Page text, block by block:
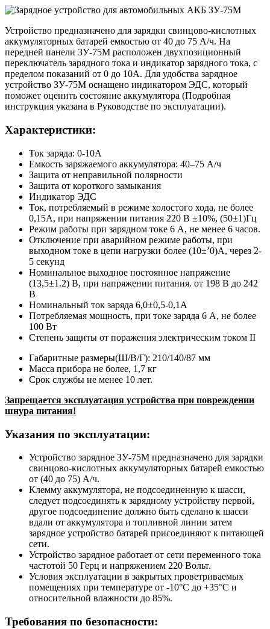
Устройство предназначено для зарядки свинцово-кислотных
аккумуляторных батарей емкостью от 40 до 75 А/ч. На
передней панели ЗУ-75М расположен двухпозиционный
переключатель зарядного тока и индикатор зарядного тока, с
пределом показаний от 0 до 10А. Для удобства зарядное
устройство ЗУ-75М оснащено индикатором ЭДС, который
поможет оценить состояние аккумулятора (Подробная
инструкция указана в Руководстве по эксплуатации).
Характеристики:
Ток заряда: 0-10А
Емкость заряжаемого аккумулятора: 40–75 А/ч
Защита от неправильной полярности
Защита от короткого замыкания
Индикатор ЭДС
Ток, потребляемый в режиме холостого хода, не более
0,15А, при напряжении питания 220 В ±10%, (50±1)Гц
Режим работы при зарядном токе 6 А, не менее 6 часов.
Отключение при аварийном режиме работы, при
выходном токе в цепи нагрузки более (10±’0)А, через 2-
5 секунд
Номинальное выходное постоянное напряжение
(13,5±1.2) В, при напряжении питания. от 198 В до 242
В
Номинальный ток заряда 6,0±0,5-0,1А
Потребляемая мощность, при токе заряда 6 А, не более
100 Вт
Степень защиты от поражения электрическим током II
Габаритные размеры(Ш/В/Г): 210/140/87 мм
Масса прибора не более, 1,7 кг
Срок службы не менее 10 лет.
Запрещается эксплуатация устройства при повреждении
шнура питания!
Указания по эксплуатации:
Устройство зарядное ЗУ-75M предназначено для зарядки
свинцово-кислотных аккумуляторных батарей емкостью
от (40 до 75) А/ч.
Клемму аккумулятора, не подсоединенную к шасси,
следует подсоединять к зарядному устройству первой,
другое подсоединение должно быть сделано к шасси
вдали от аккумулятора и топливной линии затем
зарядное устройство батарей присоединяют к питающей
сети.
Устройство зарядное работает от сети переменного тока
частотой 50 Герц и напряжением 220 Вольт.
Условия эксплуатации в закрытых проветриваемых
помещениях при температуре от -10°C до +35°C и
относительной влажности до 85%.
Требования по безопасности: